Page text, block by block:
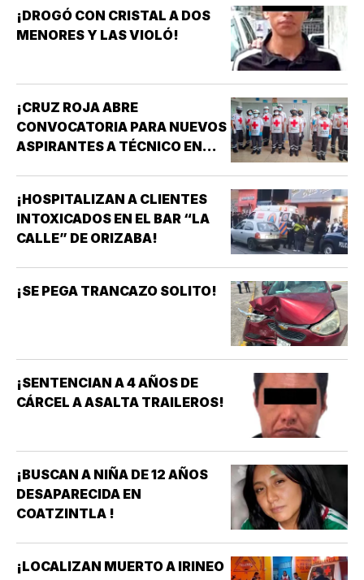
¡DROGÓ CON CRISTAL A DOS
MENORES Y LAS VIOLÓ!
¡CRUZ ROJA ABRE
CONVOCATORIA PARA NUEVOS
ASPIRANTES A TÉCNICO EN
¡HOSPITALIZAN A CLIENTES
INTOXICADOS EN EL BAR “LA
CALLE” DE ORIZABA!
¡SE PEGA TRANCAZO SOLITO!
¡SENTENCIAN A 4 AÑOS DE
CÁRCEL A ASALTA TRAILEROS!
¡BUSCAN A NIÑA DE 12 AÑOS
DESAPARECIDA EN
COATZINTLA !
¡LOCALIZAN MUERTO A IRINEO